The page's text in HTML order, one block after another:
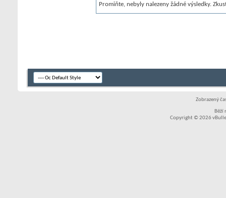
Promiňte, nebyly nalezeny žádné výsledky.
Zobrazený
Běží
Copyright © 2026